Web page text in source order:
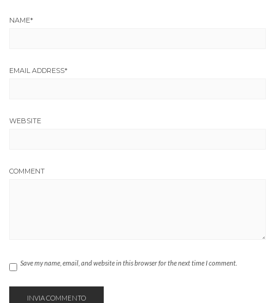
NAME*
EMAIL ADDRESS*
WEBSITE
COMMENT
Save my name, email, and website in this browser for the next time I comment.